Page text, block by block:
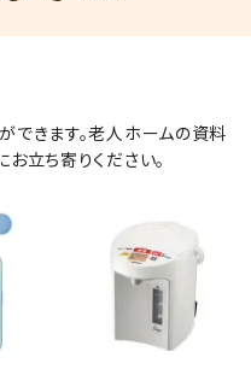
できます。老人ホームの資料
立ち寄りください。